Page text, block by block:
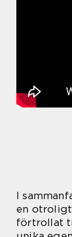
I
en
förtrollat